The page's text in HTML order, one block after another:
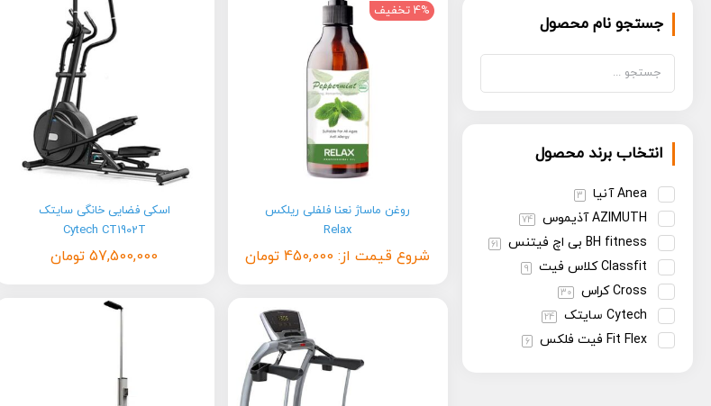
جستجو نام محصول
انتخاب برند محصول
Anea آنیا 3
AZIMUTH آذیموس 74
BH fitness بی اچ فیتنس 61
Classfit کلاس فیت 9
Cross کراس 30
Cytech سایتک 24
Fit Flex فیت فلکس 6
4% تخفیف
روغن ماساژ نعنا فلفلی ریلکس
Relax
شروع قیمت از: 450,000 تومان
اسکی فضایی خانگی سایتک
Cytech CT1902T
57,500,000 تومان